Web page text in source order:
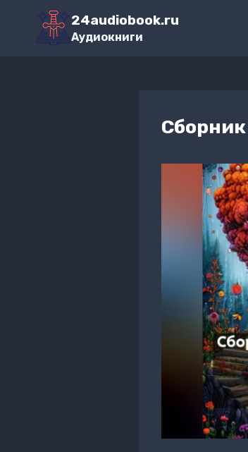
Перейти
содержимому
24audiobook.ru
Аудиокниги